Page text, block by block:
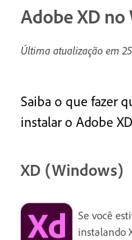
Adobe XD
Última atualização em
Saiba o que fazer
instalar o Adobe
XD (Windows)
Se você
instalando